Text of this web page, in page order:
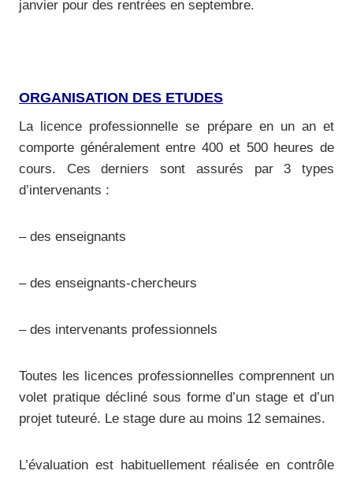
janvier pour des rentrées en septembre.
ORGANISATION DES ETUDES
La licence professionnelle se prépare en un an et
comporte généralement entre 400 et 500 heures de
cours. Ces derniers sont assurés par 3 types
d’intervenants :
– des enseignants
– des enseignants-chercheurs
– des intervenants professionnels
Toutes les licences professionnelles comprennent un
volet pratique décliné sous forme d’un stage et d’un
projet tuteuré. Le stage dure au moins 12 semaines.
L’évaluation est habituellement réalisée en contrôle